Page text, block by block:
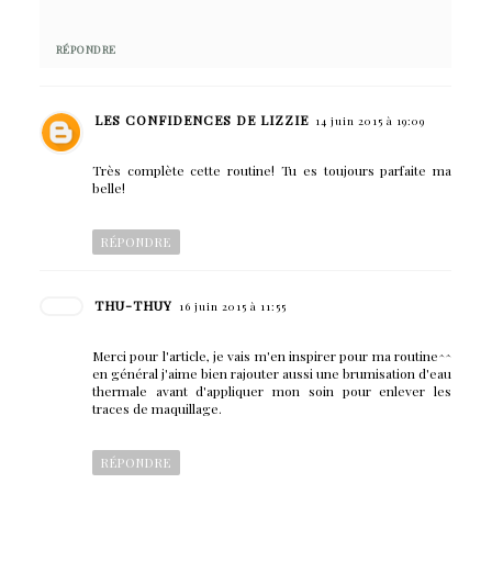
RÉPONDRE
LES CONFIDENCES DE LIZZIE 14 juin 2015 à 19:09
Très complète cette routine! Tu es toujours parfaite ma
belle!
RÉPONDRE
THU-THUY 16 juin 2015 à 11:55
Merci pour l'article, je vais m'en inspirer pour ma routine^^
en général j'aime bien rajouter aussi une brumisation d'eau
thermale avant d'appliquer mon soin pour enlever les
traces de maquillage.
RÉPONDRE